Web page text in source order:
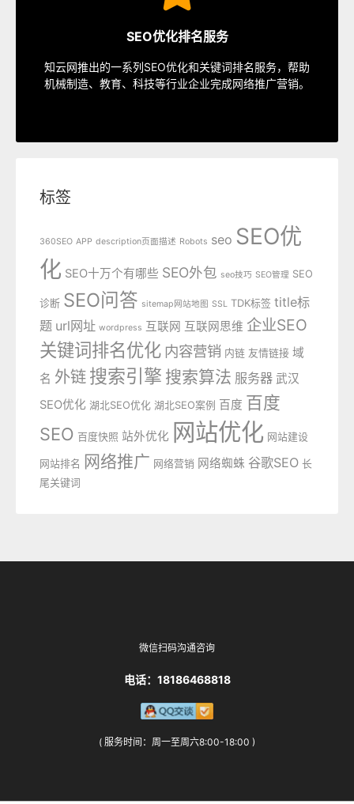
SEO优化排名服务
知云网推出的一系列SEO优化和关键词排名服务，帮助
机械制造、教育、科技等行业企业完成网络推广营销。
SEO服务中心
速排名等多种服务，从容应对各种优化需求。
标签
360SEO APP description页面描述 Robots seo SEO优
化 SEO十万个有哪些 SEO外包 seo技巧 SEO管理 SEO
诊断 SEO问答 sitemap网站地图 SSL TDK标签 title标
题 url网址 wordpress 互联网 互联网思维 企业SEO
关键词排名优化 内容营销 内链 友情链接 域
名 外链 搜索引擎 搜索算法 服务器 武汉
SEO优化 湖北SEO优化 湖北SEO案例 百度 百度
SEO 百度快照 站外优化 网站优化 网站建设
网站排名 网络推广 网络营销 网络蜘蛛 谷歌SEO 长
尾关键词
微信扫码沟通咨询
电话：18186468818
( 服务时间：周一至周六8:00-18:00 )